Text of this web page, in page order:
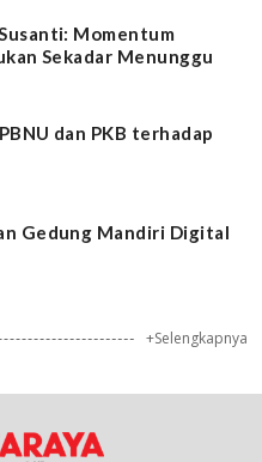
Momentum
Sekadar Menunggu
dan PKB terhadap
Gedung Mandiri Digital
+Selengkapnya